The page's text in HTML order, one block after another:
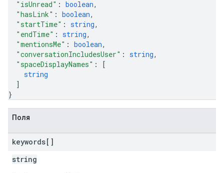
"isUnread" : boolean,
"hasLink" : boolean,
"startTime" : string,
"endTime" : string,
"mentionsMe" : boolean,
"conversationIncludesUser" : string,
"spaceDisplayNames" :
[
string
]
}
Поля
keywords[]
string